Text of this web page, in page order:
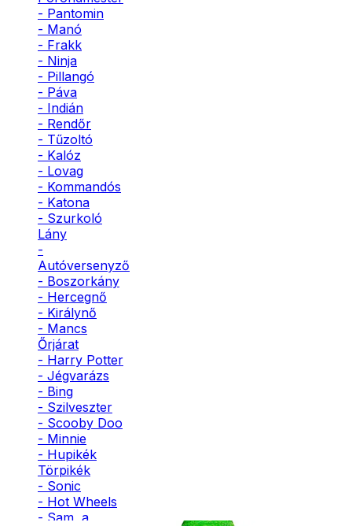
- Pantomin
- Manó
- Frakk
- Ninja
- Pillangó
- Páva
- Indián
- Rendőr
- Tűzoltó
- Kalóz
- Lovag
- Kommandós
- Katona
- Szurkoló
Lány
-
Autóversenyző
- Boszorkány
- Hercegnő
- Királynő
- Mancs
Őrjárat
- Harry Potter
- Jégvarázs
- Bing
- Szilveszter
- Scooby Doo
- Minnie
- Hupikék
Törpikék
- Sonic
- Hot Wheels
- Sam, a